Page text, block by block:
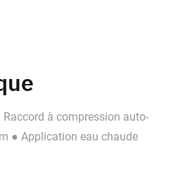
à compression auto-
● Application eau chaude